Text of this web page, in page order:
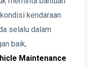
kendaraan.
selalu dalam
baik,
Maintenance